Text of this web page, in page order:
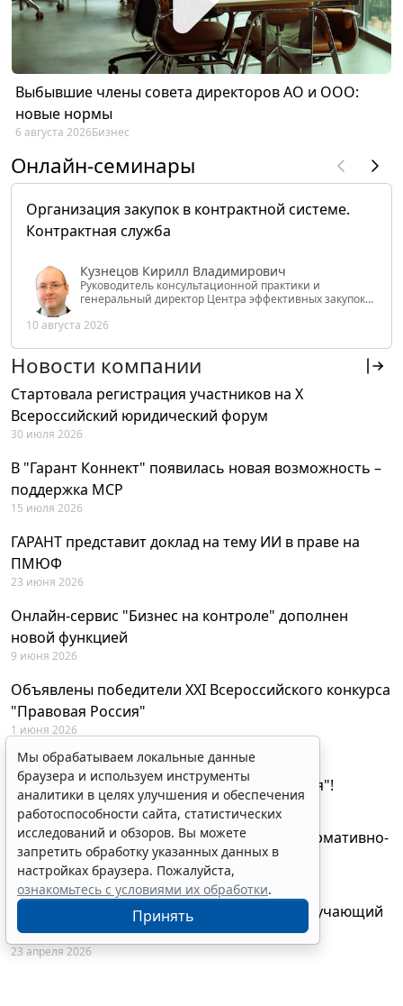
Выбывшие члены совета директоров АО и ООО:
новые нормы
6 августа 2026Бизнес
Онлайн-семинары
Организация закупок в контрактной системе.
Контрактная служба
Кузнецов Кирилл Владимирович
Руководитель консультационной практики и
генеральный директор Центра эффективных закупок
РФ
10 августа 2026
Новости компании
Стартовала регистрация участников на X
Всероссийский юридический форум
30 июля 2026
В "Гарант Коннект" появилась новая возможность –
поддержка MCP
15 июля 2026
ГАРАНТ представит доклад на тему ИИ в праве на
ПМЮФ
23 июня 2026
Онлайн-сервис "Бизнес на контроле" дополнен
новой функцией
9 июня 2026
Объявлены победители XXI Всероссийского конкурса
"Правовая Россия"
1 июня 2026
29 мая будут объявлены лауреаты XXI
Всероссийского конкурса "Правовая Россия"!
27 мая 2026
AI-ассистент Искра теперь анализирует нормативно-
техническую документацию
28 апреля 2026
"ГАРАНТ Электронный экспресс" провел обучающий
вебинар по работе с AI-ассистентом Искра
23 апреля 2026
Мы обрабатываем локальные данные
браузера и используем инструменты
аналитики в целях улучшения и обеспечения
работоспособности сайта, статистических
исследований и обзоров. Вы можете
запретить обработку указанных данных в
настройках браузера. Пожалуйста,
ознакомьтесь с условиями их обработки.
Принять